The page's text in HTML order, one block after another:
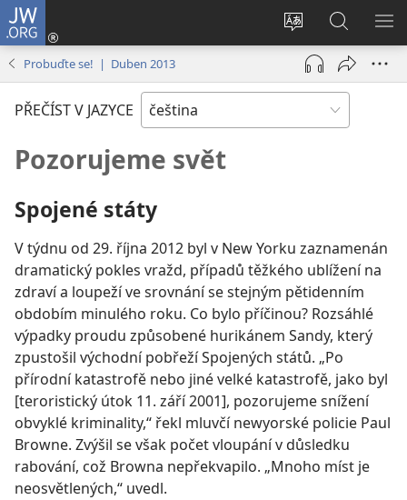
JW.ORG
Změnit
jazyk
stránek
Přihlásit
se
(otevřeno
okno)
Hledat
na
JW.ORG
Probuďte se! | Duben 2013
PŘEČÍST V JAZYCE
Pozorujeme svět
Spojené státy
V týdnu od 29. října 2012 byl v New Yorku zaznamenán
dramatický pokles vražd, případů těžkého ublížení na
zdraví a loupeží ve srovnání se stejným pětidenním
obdobím minulého roku. Co bylo příčinou? Rozsáhlé
výpadky proudu způsobené hurikánem Sandy, který
zpustošil východní pobřeží Spojených států. „Po
přírodní katastrofě nebo jiné velké katastrofě, jako byl
[teroristický útok 11. září 2001], pozorujeme snížení
obvyklé kriminality,“ řekl mluvčí newyorské policie Paul
Browne. Zvýšil se však počet vloupání v důsledku
rabování, což Browna nepřekvapilo. „Mnoho míst je
neosvětlených,“ uvedl.